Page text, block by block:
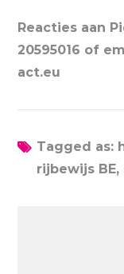
Reacties aan
20595016 of
act.eu
Tagged as:
rijbewijs BE,